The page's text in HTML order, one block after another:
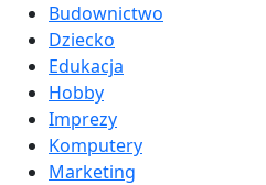
Budownictwo
Dziecko
Edukacja
Hobby
Imprezy
Komputery
Marketing